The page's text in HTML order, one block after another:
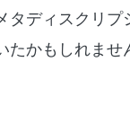
タディスクリ
かもしれませ